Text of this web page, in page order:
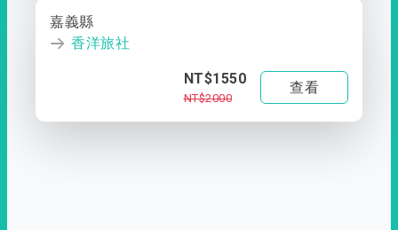
嘉義縣
香洋旅社
NT$1550
NT$2000
查看